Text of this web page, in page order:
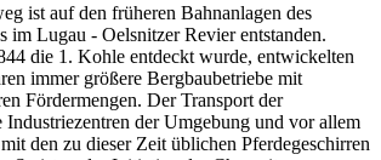
ist auf den früheren Bahnanlagen des
im Lugau - Oelsnitzer Revier entstanden.
die 1. Kohle entdeckt wurde, entwickelten
immer größere Bergbaubetriebe mit
Fördermengen. Der Transport der
der Umgebung und vor allem
den zu dieser Zeit üblichen Pferdegeschirren